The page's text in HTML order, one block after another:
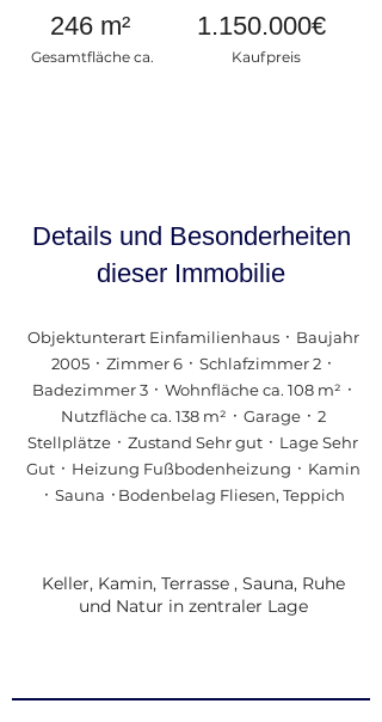
246 m²
Gesamtfläche ca.
1.150.000€
Kaufpreis
Details und Besonderheiten
dieser Immobilie
Objektunterart Einfamilienhaus ᛫ Baujahr
2005 ᛫ Zimmer 6 ᛫ Schlafzimmer 2 ᛫
Badezimmer 3 ᛫ Wohnfläche ca. 108 m² ᛫
Nutzfläche ca. 138 m² ᛫ Garage ᛫ 2
Stellplätze ᛫ Zustand Sehr gut ᛫ Lage Sehr
Gut ᛫ Heizung Fußbodenheizung ᛫ Kamin
᛫ Sauna ᛫Bodenbelag Fliesen, Teppich
Keller, Kamin, Terrasse , Sauna, Ruhe
und Natur in zentraler Lage